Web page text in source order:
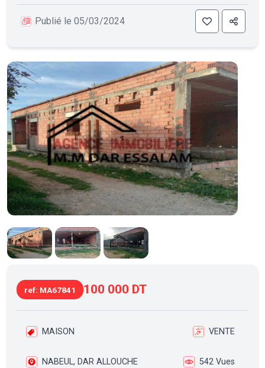
Publié le 05/03/2024
ref: MA67841 100 000 DT
MAISON VENTE
NABEUL, DAR ALLOUCHE 542 Vues